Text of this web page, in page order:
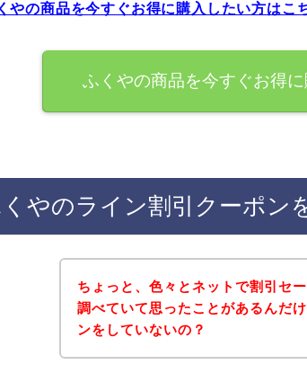
やの商品を今すぐお得に購入したい方はこ
ふくやの商品を今すぐお得
やのライン割引クーポン
ちょっと、色々とネットで割引セ
調べていて思ったことがあるんだ
ンをしていないの？